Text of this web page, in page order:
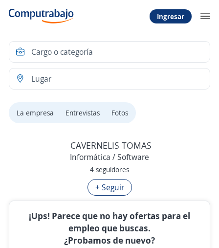
Ingresar
La empresa Entrevistas Fotos
CAVERNELIS TOMAS
Informática / Software
4 seguidores
+ Seguir
¡Ups! Parece que no hay ofertas para el
empleo que buscas.
¿Probamos de nuevo?